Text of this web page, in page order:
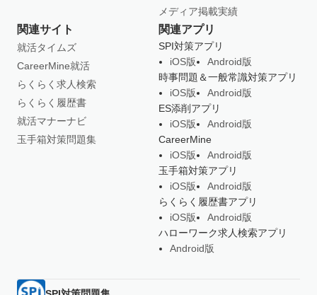
メディア掲載実績
関連サイト
就活タイムズ
CareerMine就活
らくらく求人検索
らくらく履歴書
就活マナーナビ
玉手箱対策問題集
関連アプリ
SPI対策アプリ
iOS版
Android版
時事問題＆一般常識対策アプリ
iOS版
Android版
ES添削アプリ
iOS版
Android版
CareerMine
iOS版
Android版
玉手箱対策アプリ
iOS版
Android版
らくらく履歴書アプリ
iOS版
Android版
ハローワーク求人検索アプリ
Android版